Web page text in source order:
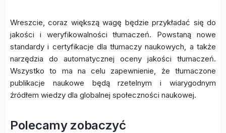
Wreszcie, coraz większą wagę będzie przykładać się do
jakości i weryfikowalności tłumaczeń. Powstaną nowe
standardy i certyfikacje dla tłumaczy naukowych, a także
narzędzia do automatycznej oceny jakości tłumaczeń.
Wszystko to ma na celu zapewnienie, że tłumaczone
publikacje naukowe będą rzetelnym i wiarygodnym
źródłem wiedzy dla globalnej społeczności naukowej.
Polecamy zobaczyć